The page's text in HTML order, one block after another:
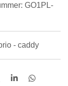
GO1PL-
- caddy
S
D